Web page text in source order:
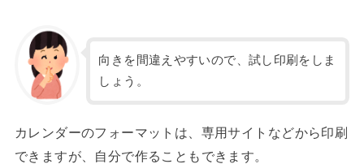
向きを間違えやすいので、試し印刷をしま
しょう。
カレンダーのフォーマットは、専用サイトなどから印刷
できますが、自分で作ることもできます。